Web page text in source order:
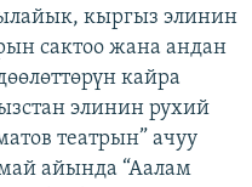
кыргыз элинин
сактоо жана андан
кайра
элинин рухий
театрын” ачуу
айында “Аалам